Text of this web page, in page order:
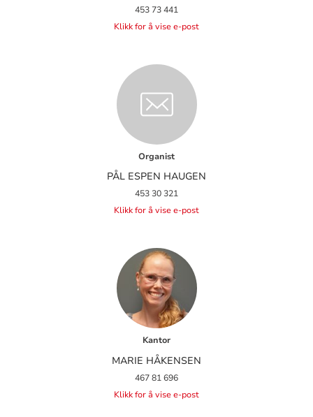
453 73 441
Klikk for å vise e-post
Organist
PÅL ESPEN HAUGEN
453 30 321
Klikk for å vise e-post
Kantor
MARIE HÅKENSEN
467 81 696
Klikk for å vise e-post